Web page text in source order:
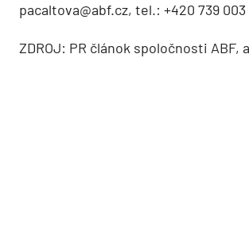
pacaltova@abf.cz, tel.: +420 739 003
ZDROJ: PR článok spoločnosti ABF,